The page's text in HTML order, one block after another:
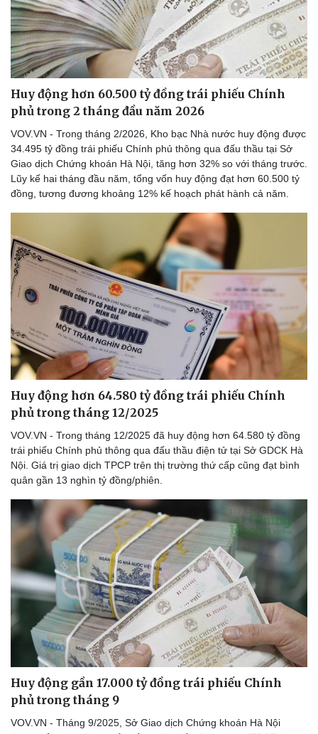
Thể thao
Bóng đá
Lịch thi đấu bóng đá
Thế giới thể thao
eSports
Hậu trường
Ô tô - Xe máy
Ô tô
Xe máy
Tư vấn
Huy động hơn 60.500 tỷ đồng trái phiếu Chính
phủ trong 2 tháng đầu năm 2026
VOV.VN - Trong tháng 2/2026, Kho bạc Nhà nước huy động được
34.495 tỷ đồng trái phiếu Chính phủ thông qua đấu thầu tại Sở
Giao dịch Chứng khoán Hà Nội, tăng hơn 32% so với tháng trước.
Lũy kế hai tháng đầu năm, tổng vốn huy động đạt hơn 60.500 tỷ
đồng, tương đương khoảng 12% kế hoạch phát hành cả năm.
Huy động hơn 64.580 tỷ đồng trái phiếu Chính
phủ trong tháng 12/2025
VOV.VN - Trong tháng 12/2025 đã huy động hơn 64.580 tỷ đồng
trái phiếu Chính phủ thông qua đấu thầu điện tử tại Sở GDCK Hà
Nội. Giá trị giao dịch TPCP trên thị trường thứ cấp cũng đạt bình
quân gần 13 nghìn tỷ đồng/phiên.
Huy động gần 17.000 tỷ đồng trái phiếu Chính
phủ trong tháng 9
VOV.VN - Tháng 9/2025, Sở Giao dịch Chứng khoán Hà Nội